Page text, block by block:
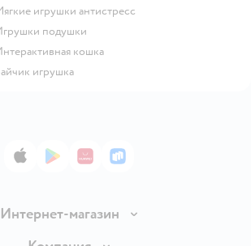
Мягкие игрушки антистресс
Игрушки подушки
Интерактивная кошка
Зайчик игрушка
App StoreGoogle Play
AppGallery
RuStore
Интернет-магазин